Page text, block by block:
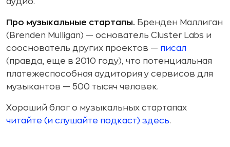
аудио.
Про музыкальные стартапы. Бренден Маллиган
(Brenden Mulligan) — основатель Cluster Labs и
сооснователь других проектов — писал
(правда, еще в 2010 году), что потенциальная
платежеспособная аудитория у сервисов для
музыкантов — 500 тысяч человек.
Хороший блог о музыкальных стартапах
читайте (и слушайте подкаст) здесь.